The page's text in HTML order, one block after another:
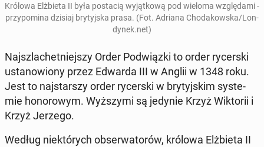
Królowa Elż­bie­ta II była po­sta­cią wy­jąt­ko­wą pod wieloma wzglę­da­mi -
przy­po­mi­na dzisiaj bry­tyj­ska prasa. (Fot. Adriana Cho­da­kow­ska/Lon­
dy­nek.net)
Naj­szla­chet­niej­szy Order Pod­wiąz­ki to order ry­cer­ski
usta­no­wio­ny przez Edwarda III w Anglii w 1348 roku.
Jest to naj­star­szy order ry­cer­ski w bry­tyj­skim sys­te­
mie ho­no­ro­wym. Wyż­szy­mi są jedynie Krzyż Wik­to­rii i
Krzyż Jerzego.
Według nie­któ­rych ob­ser­wa­to­rów, królowa Elż­bie­ta II